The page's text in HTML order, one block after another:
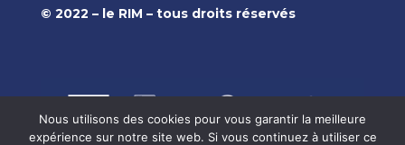
© 2022 – le RIM – tous droits réservés
Nous utilisons des cookies pour vous garantir la meilleure
expérience sur notre site web. Si vous continuez à utiliser ce